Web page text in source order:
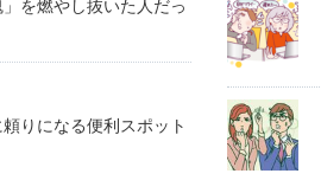
を燃やし抜いた人だっ
りになる便利スポット